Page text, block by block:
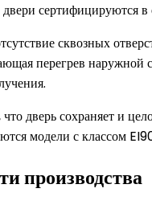
сертифицируются
сквозных
перегрев наружной
что дверь сохраняет и
модели с классом
производства